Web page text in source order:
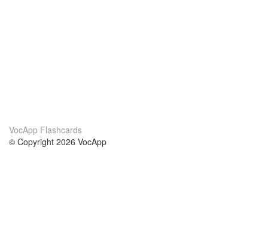
VocApp Flashcards
© Copyright 2026 VocApp